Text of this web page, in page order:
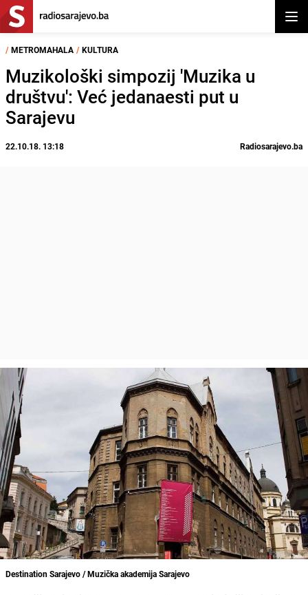
/ METROMAHALA / KULTURA
Muzikološki simpozij 'Muzika u
društvu': Već jedanaesti put u
Sarajevu
22.10.18. 13:18 Radiosarajevo.ba
Destination Sarajevo / Muzička akademija Sarajevo